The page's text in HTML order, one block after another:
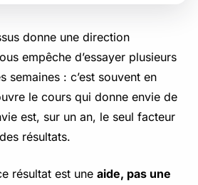
donne une direction
empêche d’essayer plusieurs
semaines : c’est souvent en
le cours qui donne envie de
est, sur un an, le seul facteur
résultats.
résultat est une aide, pas une